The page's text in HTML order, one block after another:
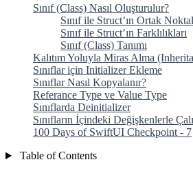
Sınıf (Class) Nasıl Oluşturulur?
Sınıf ile Struct’ın Ortak
Sınıf ile Struct’ın Farklılıkları
Sınıf (Class) Tanımı
Kalıtım Yoluyla Miras Alma
Sınıflar için Initializer Ekleme
Sınıflar Nasıl Kopyalanır?
Referance Type ve Value Type
Sınıflarda Deinitializer
Sınıfların İçindeki Değişkenlerle
100 Days of SwiftUI Checkpoint - 7
Table of Contents